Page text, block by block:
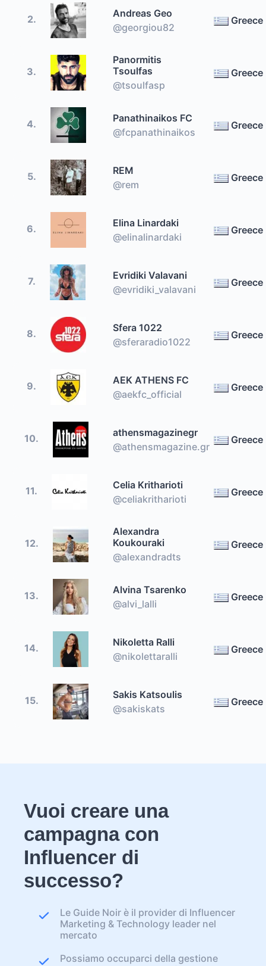
2.
Andreas Geo
@georgiou82
Greece
3.
Panormitis
Tsoulfas
@tsoulfasp
Greece
4.
Panathinaikos FC
@fcpanathinaikos
Greece
5.
REM
@rem
Greece
6.
Elina Linardaki
@elinalinardaki
Greece
7.
Evridiki Valavani
@evridiki_valavani
Greece
8.
Sfera 1022
@sferaradio1022
Greece
9.
ΑΕΚ ATHENS FC
@aekfc_official
Greece
10.
athensmagazinegr
@athensmagazine.gr
Greece
11.
Celia Kritharioti
@celiakritharioti
Greece
12.
Alexandra
Koukouraki
@alexandradts
Greece
13.
Alvina Tsarenko
@alvi_lalli
Greece
14.
Nikoletta Ralli
@nikolettaralli
Greece
15.
Sakis Katsoulis
@sakiskats
Greece
Vuoi creare una
campagna con
Influencer di
successo?
Le Guide Noir è il provider di Influencer
Marketing & Technology leader nel
mercato
Possiamo occuparci della gestione